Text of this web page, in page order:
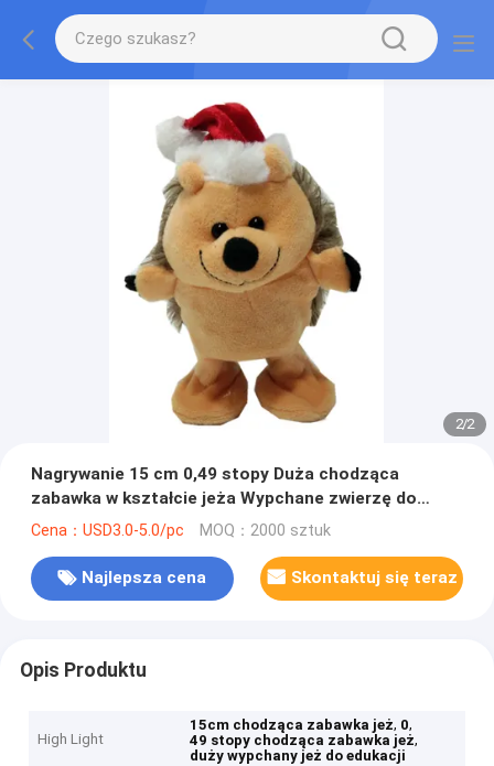
2/2
Nagrywanie 15 cm 0,49 stopy Duża chodząca
zabawka w kształcie jeża Wypchane zwierzę do
edukacji
Cena：USD3.0-5.0/pc MOQ：2000 sztuk
Najlepsza cena Skontaktuj się teraz
Opis Produktu
High Light
15cm chodząca zabawka jeż, 0,
49 stopy chodząca zabawka jeż,
duży wypchany jeż do edukacji